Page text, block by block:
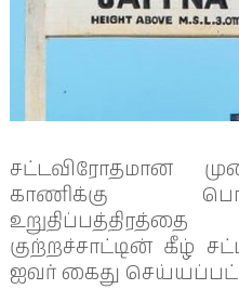
சட்டவிரோதமான
காணிக்கு
குற்றச்சாட்டின் கீழ்
ஐவர் கைது